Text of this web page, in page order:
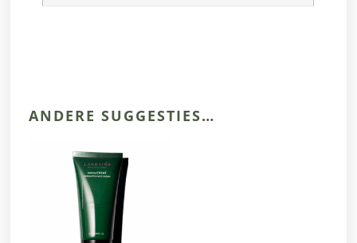
ANDERE SUGGESTIES…